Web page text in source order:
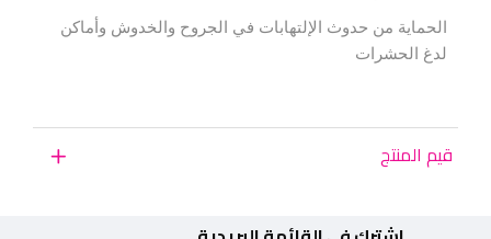
الحماية من حدوث الإلتهابات في الجروح والخدوش وأماكن
لدغ الحشرات
قيم المنتج